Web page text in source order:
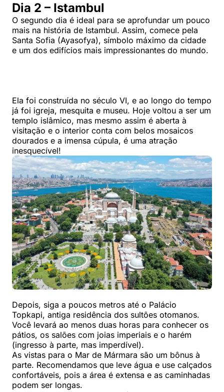
Dia 2 – Istambul
O segundo dia é ideal para se aprofundar um pouco
mais na história de Istambul. Assim, comece pela
Santa Sofia (Ayasofya), símbolo máximo da cidade
e um dos edifícios mais impressionantes do mundo.
Ela foi construída no século VI, e ao longo do tempo
já foi igreja, mesquita e museu. Hoje voltou a ser um
templo islâmico, mas mesmo assim é aberta à
visitação e o interior conta com belos mosaicos
dourados e a imensa cúpula, é uma atração
inesquecível!
Depois, siga a poucos metros até o Palácio
Topkapi, antiga residência dos sultões otomanos.
Você levará ao menos duas horas para conhecer os
pátios, os salões com joias imperiais e o harém
(ingresso à parte, mas imperdível).
As vistas para o Mar de Mármara são um bônus à
parte. Recomendamos que leve água e use calçados
confortáveis, pois a área é extensa e as caminhadas
podem ser longas.